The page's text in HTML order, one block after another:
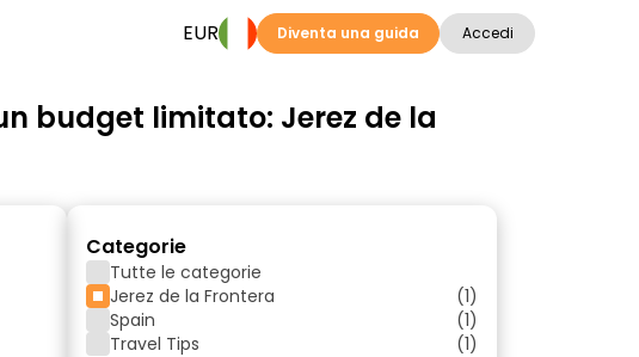
EUR Diventa una guida Accedi
budget limitato: Jerez de la
Categorie
Tutte le categorie
Jerez de la Frontera
(1)
Spain
(1)
Travel Tips
(1)